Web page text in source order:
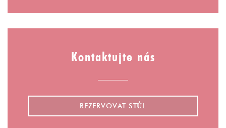
Kontaktujte nás
REZERVOVAT STŮL